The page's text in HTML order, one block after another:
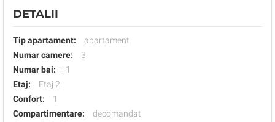
DETALII
Tip apartament:
apartament
Numar camere:
3
Numar bai:
: 1
Etaj:
Etaj 2
Confort:
1
Compartimentare:
decomandat